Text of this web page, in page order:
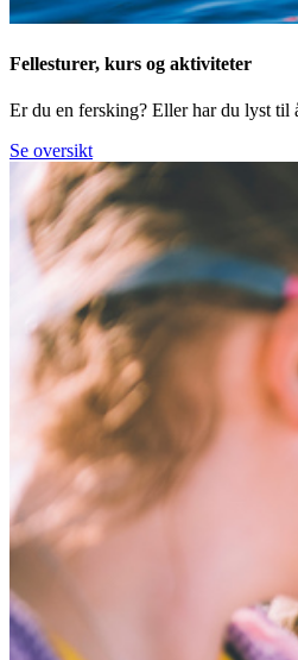
Fellesturer, kurs og aktiviteter
Er du en fersking? Eller har du lyst til
Se oversikt